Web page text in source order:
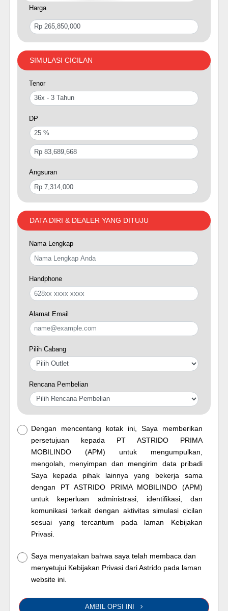
Harga
SIMULASI CICILAN
Tenor
DP
Angsuran
DATA DIRI & DEALER YANG DITUJU
Nama Lengkap
Handphone
Alamat Email
Pilih Cabang
Rencana Pembelian
Dengan mencentang kotak ini, Saya memberikan
persetujuan kepada PT ASTRIDO PRIMA
MOBILINDO (APM) untuk mengumpulkan,
mengolah, menyimpan dan mengirim data pribadi
Saya kepada pihak lainnya yang bekerja sama
dengan PT ASTRIDO PRIMA MOBILINDO (APM)
untuk keperluan administrasi, identifikasi, dan
komunikasi terkait dengan aktivitas simulasi cicilan
sesuai yang tercantum pada laman Kebijakan
Privasi.
Saya menyatakan bahwa saya telah membaca dan
menyetujui Kebijakan Privasi dari Astrido pada laman
website ini.
AMBIL OPSI INI